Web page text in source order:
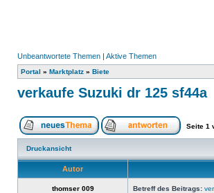
Unbeantwortete Themen | Aktive Themen
Portal » Marktplatz » Biete
verkaufe Suzuki dr 125 sf44a
Seite 1
Druckansicht
Autor
thomser 009 Betreff des Beitrags: